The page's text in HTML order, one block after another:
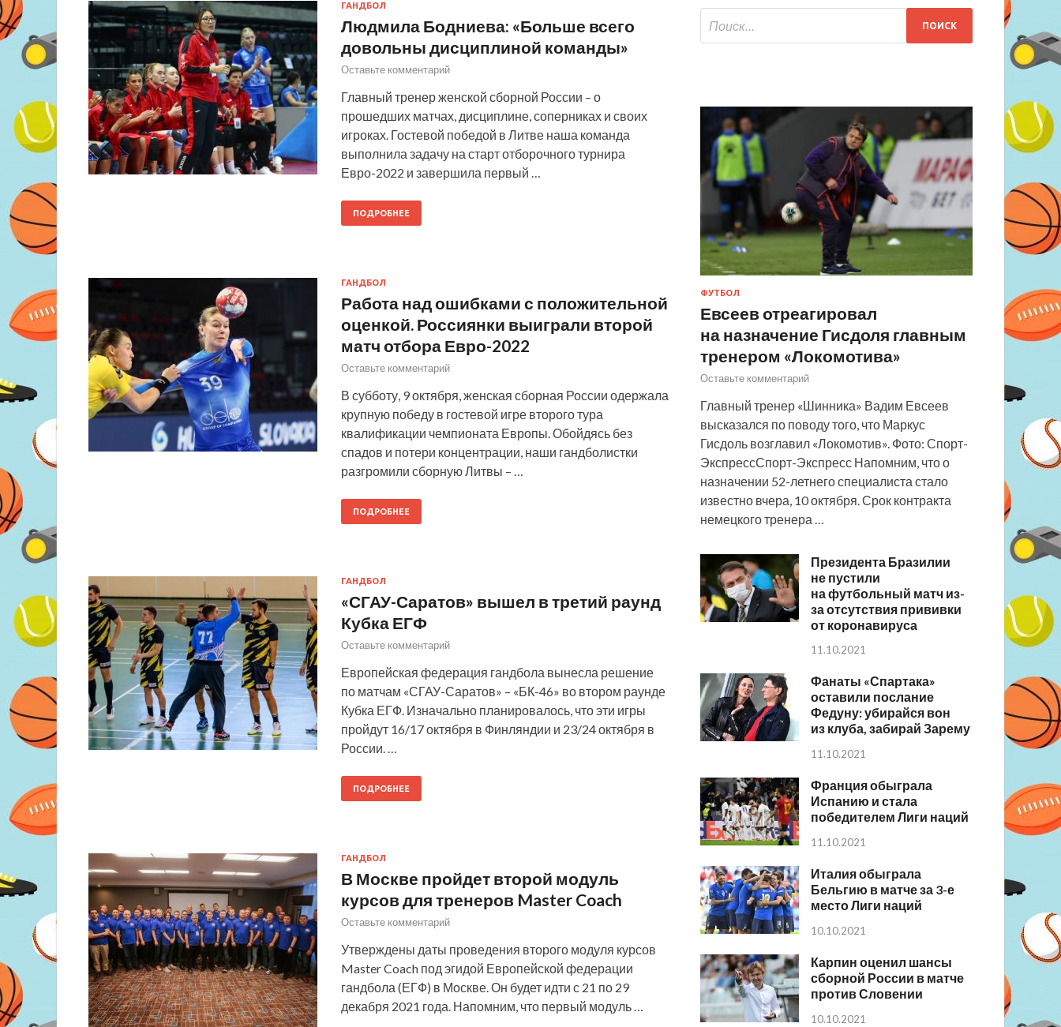
ГАНДБОЛ
Людмила Бодниева: «Больше всего
довольны дисциплиной команды»
Оставьте комментарий
Главный тренер женской сборной России – о
прошедших матчах, дисциплине, соперниках и своих
игроках. Гостевой победой в Литве наша команда
выполнила задачу на старт отборочного турнира
Евро-2022 и завершила первый …
ПОДРОБНЕЕ
ГАНДБОЛ
Работа над ошибками с положительной
оценкой. Россиянки выиграли второй
матч отбора Евро-2022
Оставьте комментарий
В субботу, 9 октября, женская сборная России одержала
крупную победу в гостевой игре второго тура
квалификации чемпионата Европы. Обойдясь без
спадов и потери концентрации, наши гандболистки
разгромили сборную Литвы – …
ПОДРОБНЕЕ
ГАНДБОЛ
«СГАУ-Саратов» вышел в третий раунд
Кубка ЕГФ
Оставьте комментарий
Европейская федерация гандбола вынесла решение
по матчам «СГАУ-Саратов» – «БК-46» во втором раунде
Кубка ЕГФ. Изначально планировалось, что эти игры
пройдут 16/17 октября в Финляндии и 23/24 октября в
России. …
ПОДРОБНЕЕ
ГАНДБОЛ
В Москве пройдет второй модуль
курсов для тренеров Master Coach
Оставьте комментарий
Утверждены даты проведения второго модуля курсов
Master Coach под эгидой Европейской федерации
гандбола (ЕГФ) в Москве. Он будет идти с 21 по 29
декабря 2021 года. Напомним, что первый модуль …
ФУТБОЛ
Евсеев отреагировал
на назначение Гисдоля главным
тренером «Локомотива»
Оставьте комментарий
Главный тренер «Шинника» Вадим Евсеев
высказался по поводу того, что Маркус
Гисдоль возглавил «Локомотив». Фото: Спорт-
ЭкспрессСпорт-Экспресс Напомним, что о
назначении 52-летнего специалиста стало
известно вчера, 10 октября. Срок контракта
немецкого тренера …
Президента Бразилии
не пустили
на футбольный матч из-
за отсутствия прививки
от коронавируса
11.10.2021
Фанаты «Спартака»
оставили послание
Федуну: убирайся вон
из клуба, забирай Зарему
11.10.2021
Франция обыграла
Испанию и стала
победителем Лиги наций
11.10.2021
Италия обыграла
Бельгию в матче за 3-е
место Лиги наций
10.10.2021
Карпин оценил шансы
сборной России в матче
против Словении
10.10.2021